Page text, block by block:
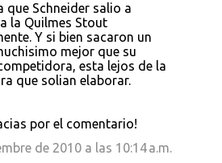
que Schneider salio a
la Quilmes Stout
Y si bien sacaron un
mejor que su
esta lejos de la
que solian elaborar.
por el comentario!
de 2010 a las 10:14 a.m.